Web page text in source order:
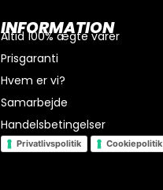
INFORMATION
Altid 100% ægte varer
Prisgaranti
Hvem er vi?
Samarbejde
Handelsbetingelser
Privatlivspolitik Cookiepolitik